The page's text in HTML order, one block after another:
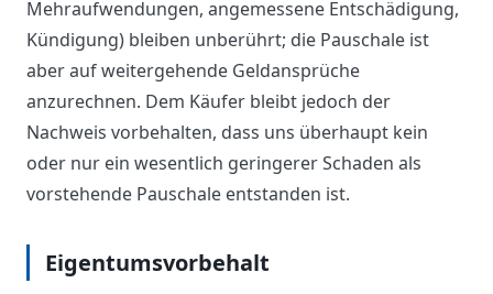
Mehraufwendungen, angemessene Entschädigung,
Kündigung) bleiben unberührt; die Pauschale ist
aber auf weitergehende Geldansprüche
anzurechnen. Dem Käufer bleibt jedoch der
Nachweis vorbehalten, dass uns überhaupt kein
oder nur ein wesentlich geringerer Schaden als
vorstehende Pauschale entstanden ist.
Eigentumsvorbehalt